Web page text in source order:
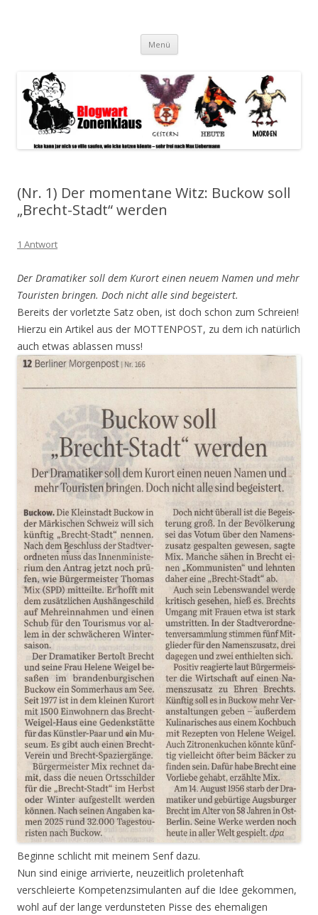
spiegeln im wesentlichen den Gesundheitszustand dieser unserer
Menü Zum
springen
(Nr. 1) Der momentane Witz: Buckow soll
„Brecht-Stadt“ werden
1 Antwort
Der Dramatiker soll dem Kurort einen neuem Namen und mehr
Touristen bringen. Doch nicht alle sind begeistert.
Bereits der vorletzte Satz oben, ist doch schon zum Schreien!
Hierzu ein Artikel aus der MOTTENPOST, zu dem ich natürlich
auch etwas ablassen muss!
Beginne schlicht mit meinem Senf dazu.
Nun sind einige arrivierte, neuzeitlich proletenhaft
verschleierte Kompetenzsimulanten auf die Idee gekommen,
wohl auf der lange verdunsteten Pisse des ehemaligen